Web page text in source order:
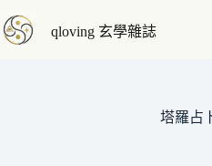
至
qloving 玄學雜誌
塔羅占